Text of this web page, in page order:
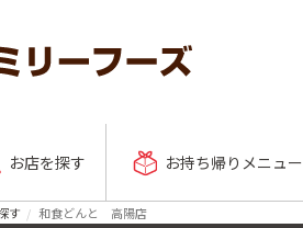
お店を探す お持ち帰りメニュー
す 和食どんと 高陽店